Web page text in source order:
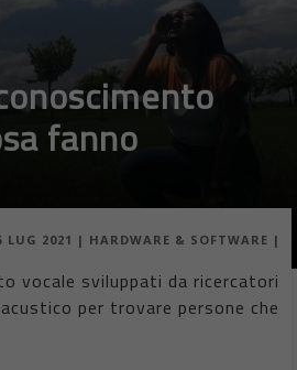
fanno
LUG 2021 | HARDWARE & SOFTWARE |
vocale sviluppati da ricercatori
per trovare persone che